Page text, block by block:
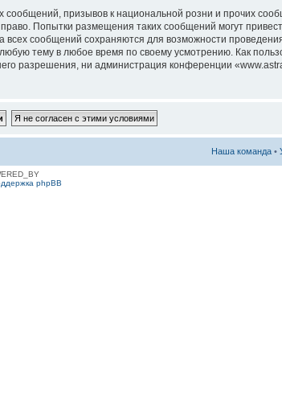
призывов к национальной розни и прочих
Попытки размещения таких сообщений могут
сообщений сохраняются для возможности
тему в любое время по своему усмотрению. Как
разрешения, ни администрация конференции
Наша команда •
phpBB